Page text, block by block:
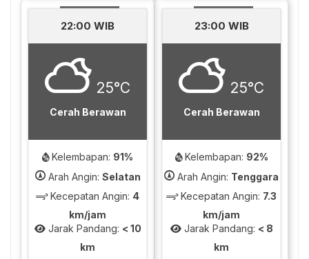
22:00 WIB
25°C
Cerah Berawan
Kelembapan: 91%
Arah Angin: Selatan
Kecepatan Angin: 4
km/jam
Jarak Pandang: < 10
km
23:00 WIB
25°C
Cerah Berawan
Kelembapan: 92%
Arah Angin: Tenggara
Kecepatan Angin: 7.3
km/jam
Jarak Pandang: < 8
km